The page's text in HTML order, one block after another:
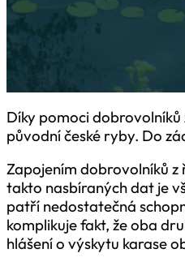
Díky pomoci
původní české ryby. Do
Zapojením dobrovolníků z
takto nasbíraných dat je
patří nedostatečná
komplikuje fakt, že oba
hlášení o výskytu karase